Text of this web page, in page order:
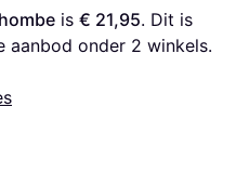
is € 21,95. Dit is
aanbod onder 2 winkels.